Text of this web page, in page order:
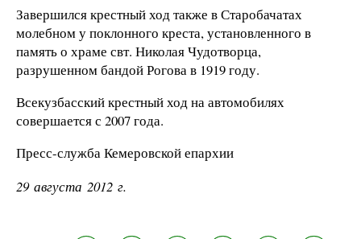
Завершился крестный ход также в Старобачатах
молебном у поклонного креста, установленного в
память о храме свт. Николая Чудотворца,
разрушенном бандой Рогова в 1919 году.
Всекузбасский крестный ход на автомобилях
совершается с 2007 года.
Пресс-служба Кемеровской епархии
29 августа 2012 г.